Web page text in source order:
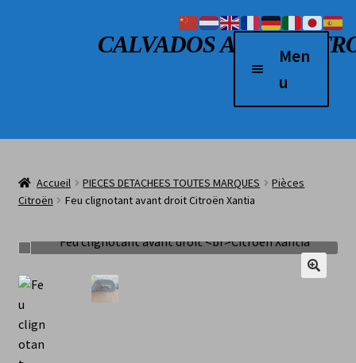
Aller à la navigation
Aller au contenu
CALVADOS AUTOMen
u
2 Roues
Véhicules vendus
Accueil PIECES DETACHEES TOUTES MARQUES
Pièces
Citroën
Feu clignotant avant droit Citroën Xantia